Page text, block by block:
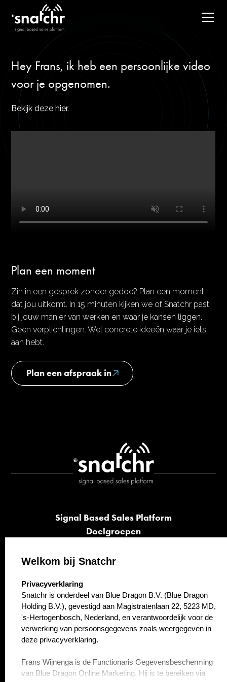
Hey Frans, ik heb een persoonlijke video
voor je opgenomen.
Bekijk deze hier.
Plan een moment
Zin in een gesprek zonder gedoe? Plan een moment
dat jou uitkomt. In 15 minuten kijken we of Snatchr past
bij jouw manier van werken en waar je kansen liggen.
Geen verplichtingen. Wel concrete ideeën waar je iets
aan hebt.
Plan een afspraak in
Signal Based Sales Platform
Doelgroepen
Opvolging
Over ons
Contact
Welkom bij Snatchr
select language
Privacyverklaring
Snatchr is onderdeel van Blue Dragon B.V. (Blue Dragon
Holding B.V.), gevestigd aan Magistratenlaan 22, 5223 MD,
's-Hertogenbosch, Nederland, en verantwoordelijk voor de
verwerking van persoonsgegevens zoals weergegeven in
deze privacyverklaring.
Frans Wijnenga is de Functionaris Gegevensbescherming
van Blue Dragon Online Marketing. Hij is te bereiken via